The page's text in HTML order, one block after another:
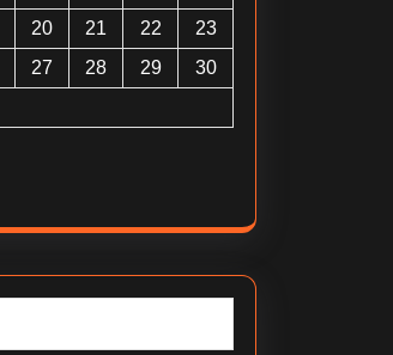
20 21 22
23
27 28 29
30